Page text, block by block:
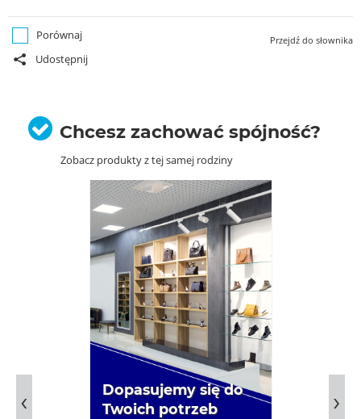
Porównaj
Udostępnij
Przejdź do słownika
Chcesz zachować spójność?
Zobacz produkty z tej samej rodziny
Dopasujemy się do
Twoich potrzeb